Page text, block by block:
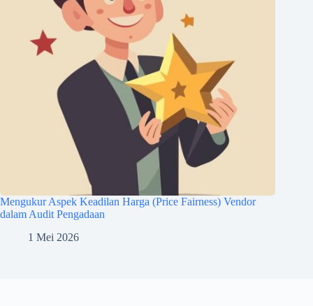
Mengukur Aspek Keadilan Harga (Price Fairness) Vendor
dalam Audit Pengadaan
1 Mei 2026